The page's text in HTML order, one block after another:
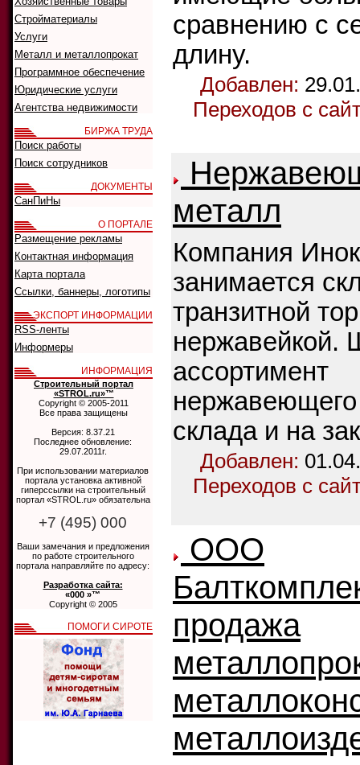
сравнению с
длину.
Добавлен:
Переходов с
металл
Компания
занимается
транзитной
нержавейкой.
ассортимент
склада и на
Добавлен:
Переходов с
ООО
продажа
Стройматериалы
Услуги
Металл и металлопрокат
Программное обеспечение
Юридические услуги
Агентства недвижимости
БИРЖА ТРУДА
Поиск работы
Поиск сотрудников
ДОКУМЕНТЫ
СанПиНы
О ПОРТАЛЕ
Размещение рекламы
Контактная информация
Карта портала
Ссылки, баннеры, логотипы
ЭКСПОРТ ИНФОРМАЦИИ
RSS-ленты
Информеры
ИНФОРМАЦИЯ
Строительный портал
«STROL.ru»™
Copyright © 2005-2011
Все права защищены
Версия: 8.37.21
Последнее обновление:
29.07.2011г.
При использовании материалов
портала установка активной
гиперссылки на строительный
портал «STROL.ru» обязательна
+7 (495) 000
Ваши замечания и предложения
по работе строительного
портала направляйте по адресу:
Разработка сайта:
«000 »™
Copyright © 2005
ПОМОГИ СИРОТЕ